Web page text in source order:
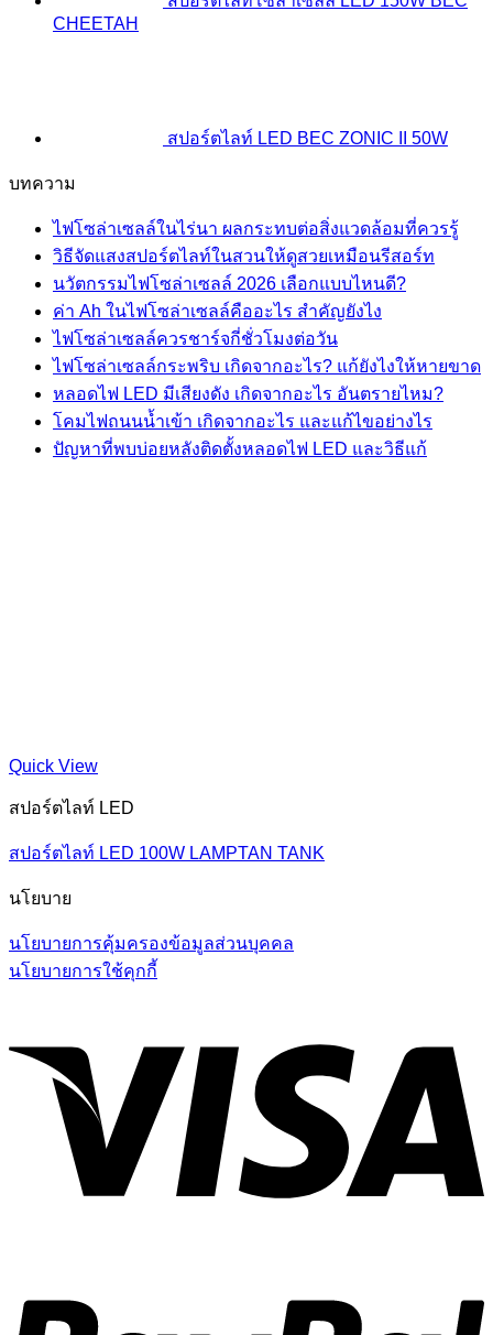
CHEETAH
สปอร์ตไลท์ LED BEC ZONIC II 50W
บทความ
ไฟโซล่าเซลล์ในไร่นา ผลกระทบต่อสิ่งแวดล้อมที่ควรรู้
วิธีจัดแสงสปอร์ตไลท์ในสวนให้ดูสวยเหมือนรีสอร์ท
นวัตกรรมไฟโซล่าเซลล์ 2026 เลือกแบบไหนดี?
ค่า Ah ในไฟโซล่าเซลล์คืออะไร สำคัญยังไง
ไฟโซล่าเซลล์ควรชาร์จกี่ชั่วโมงต่อวัน
ไฟโซล่าเซลล์กระพริบ เกิดจากอะไร? แก้ยังไงให้หายขาด
หลอดไฟ LED มีเสียงดัง เกิดจากอะไร อันตรายไหม?
โคมไฟถนนน้ำเข้า เกิดจากอะไร และแก้ไขอย่างไร
ปัญหาที่พบบ่อยหลังติดตั้งหลอดไฟ LED และวิธีแก้
Quick View
สปอร์ตไลท์ LED
สปอร์ตไลท์ LED 100W LAMPTAN TANK
นโยบาย
นโยบายการคุ้มครองข้อมูลส่วนบุคคล
นโยบายการใช้คุกกี้